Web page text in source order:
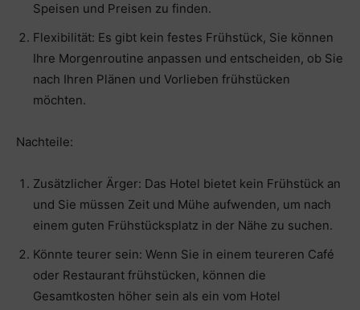
Speisen und Preisen zu finden.
Flexibilität: Es gibt kein festes Frühstück, Sie können
Ihre Morgenroutine anpassen und entscheiden, ob Sie
nach Ihren Plänen und Vorlieben frühstücken
möchten.
Nachteile:
Zusätzlicher Ärger: Das Hotel bietet kein Frühstück an
und Sie müssen Zeit und Mühe aufwenden, um nach
einem guten Frühstücksplatz in der Nähe zu suchen.
Könnte teurer sein: Wenn Sie in einem teureren Café
oder Restaurant frühstücken, können die
Gesamtkosten höher sein als ein vom Hotel